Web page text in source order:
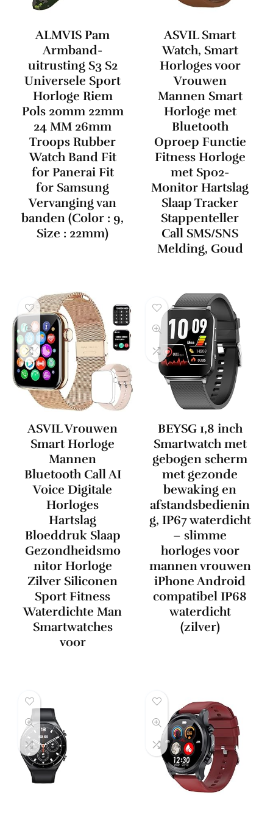
ALMVIS Pam
Armband-
uitrusting S3 S2
Universele Sport
Horloge Riem
Pols 20mm 22mm
24 MM 26mm
Troops Rubber
Watch Band Fit
for Panerai Fit
for Samsung
Vervanging van
banden (Color : 9,
Size : 22mm)
ASVIL Smart
Watch, Smart
Horloges voor
Vrouwen
Mannen Smart
Horloge met
Bluetooth
Oproep Functie
Fitness Horloge
met Spo2-
Monitor Hartslag
Slaap Tracker
Stappenteller
Call SMS/SNS
Melding, Goud
ASVIL Vrouwen
Smart Horloge
Mannen
Bluetooth Call AI
Voice Digitale
Horloges
Hartslag
Bloeddruk Slaap
Gezondheidsmo
nitor Horloge
Zilver Siliconen
Sport Fitness
Waterdichte Man
Smartwatches
voor
BEYSG 1,8 inch
Smartwatch met
gebogen scherm
met gezonde
bewaking en
afstandsbedienin
g, IP67 waterdicht
– slimme
horloges voor
mannen vrouwen
iPhone Android
compatibel IP68
waterdicht
(zilver)